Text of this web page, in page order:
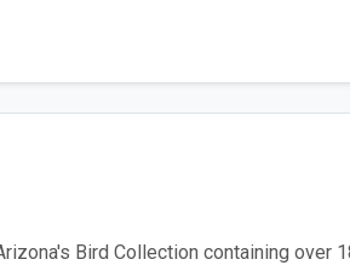
Bird Collection containing